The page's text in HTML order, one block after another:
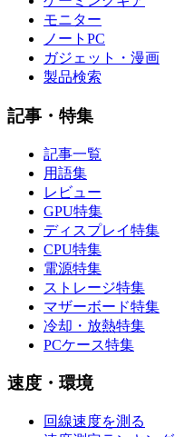
モニター
ノートPC
ガジェット・漫画
製品検索
記事・特集
記事一覧
用語集
レビュー
GPU特集
ディスプレイ特集
CPU特集
電源特集
ストレージ特集
マザーボード特集
冷却・放熱特集
PCケース特集
速度・環境
回線速度を測る